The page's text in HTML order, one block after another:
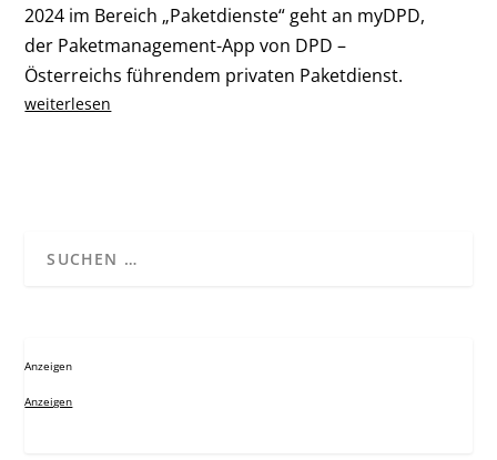
2024 im Bereich „Paketdienste“ geht an myDPD,
der Paketmanagement-App von DPD –
Österreichs führendem privaten Paketdienst.
weiterlesen
Anzeigen
Anzeigen